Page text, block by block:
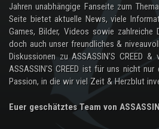
Jahren unabhängige Fanseite zum Thema
Seite bietet aktuelle News, viele
Games, Bilder, Videos sowie zahlreiche
doch auch unser freundliches &
Diskussionen zu ASSASSIN'S CREED &
ASSASSIN'S CREED ist für uns nicht
Passion, in die wir viel Zeit & Herzblut
Euer geschätztes Team von